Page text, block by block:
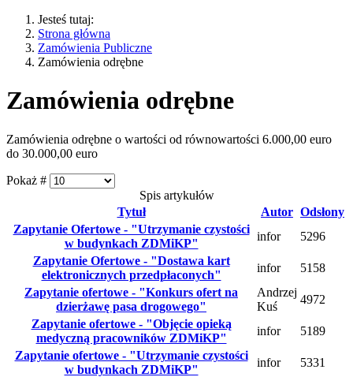
Jesteś tutaj:
Strona główna
Zamówienia Publiczne
Zamówienia odrębne
Zamówienia odrębne
Zamówienia odrębne o wartości od równowartości 6.000,00 euro
do 30.000,00 euro
Pokaż #
Spis artykułów
Tytuł
Autor Odsłony
Zapytanie Ofertowe - "Utrzymanie czystości
w budynkach ZDMiKP"
infor
5296
Zapytanie Ofertowe - "Dostawa kart
elektronicznych przedpłaconych"
infor
5158
Zapytanie ofertowe - "Konkurs ofert na
dzierżawę pasa drogowego"
Andrzej
Kuś
4972
Zapytanie ofertowe - "Objęcie opieką
medyczną pracowników ZDMiKP"
infor
5189
Zapytanie ofertowe - "Utrzymanie czystości
w budynkach ZDMiKP"
infor
5331